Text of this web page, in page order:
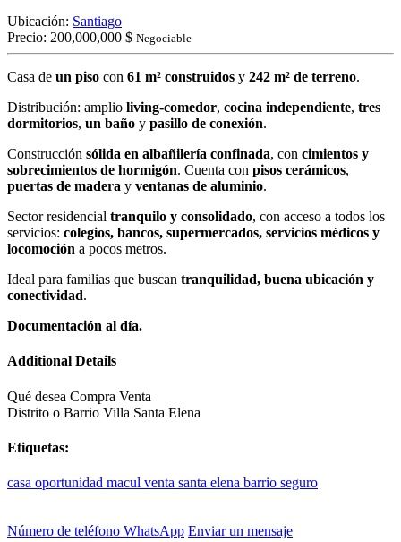
Ubicación: Santiago
Precio: 200,000,000 $ Negociable
Casa de un piso con 61 m² construidos y 242 m² de terreno.
Distribución: amplio living-comedor, cocina independiente, tres
dormitorios, un baño y pasillo de conexión.
Construcción sólida en albañilería confinada, con cimientos y
sobrecimientos de hormigón. Cuenta con pisos cerámicos,
puertas de madera y ventanas de aluminio.
Sector residencial tranquilo y consolidado, con acceso a todos los
servicios: colegios, bancos, supermercados, servicios médicos y
locomoción a pocos metros.
Ideal para familias que buscan tranquilidad, buena ubicación y
conectividad.
Documentación al día.
Additional Details
Qué desea Compra Venta
Distrito o Barrio Villa Santa Elena
Etiquetas:
casa oportunidad macul venta santa elena barrio seguro
Número de teléfono WhatsApp Enviar un mensaje